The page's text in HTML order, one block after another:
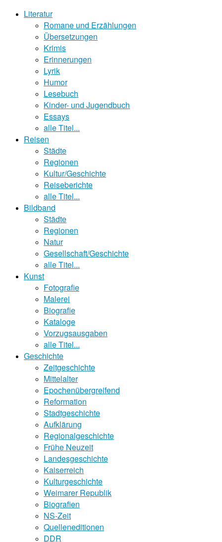
Literatur
Romane und Erzählungen
Übersetzungen
Krimis
Erinnerungen
Lyrik
Humor
Lesebuch
Kinder- und Jugendbuch
Essays
alle Titel...
Reisen
Städte
Regionen
Kultur/Geschichte
Reiseberichte
alle Titel...
Bildband
Städte
Regionen
Natur
Gesellschaft/Geschichte
alle Titel...
Kunst
Fotografie
Malerei
Biografie
Kataloge
Vorzugsausgaben
alle Titel...
Geschichte
Zeitgeschichte
Mittelalter
Epochenübergreifend
Reformation
Stadtgeschichte
Aufklärung
Regionalgeschichte
Frühe Neuzeit
Landesgeschichte
Kaiserreich
Kulturgeschichte
Weimarer Republik
Biografien
NS-Zeit
Quelleneditionen
DDR